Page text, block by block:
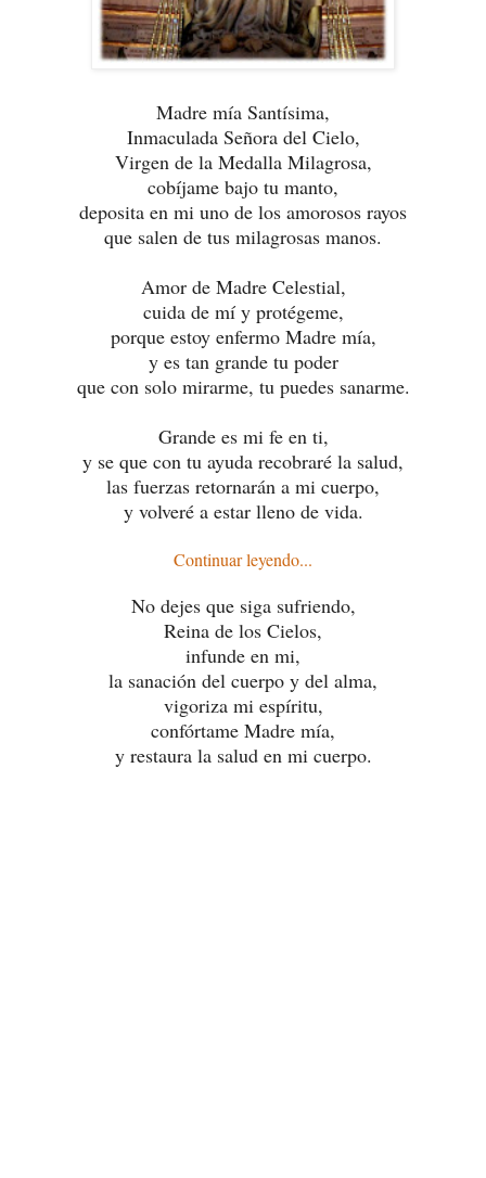
Madre mía Santísima,
Inmaculada Señora del Cielo,
Virgen de la Medalla Milagrosa,
cobíjame bajo tu manto,
deposita en mi uno de los amorosos rayos
que salen de tus milagrosas manos.
Amor de Madre Celestial,
cuida de mí y protégeme,
porque estoy enfermo Madre mía,
y es tan grande tu poder
que con solo mirarme, tu puedes sanarme.
Grande es mi fe en ti,
y se que con tu ayuda recobraré la salud,
las fuerzas retornarán a mi cuerpo,
y volveré a estar lleno de vida.
Continuar leyendo...
No dejes que siga sufriendo,
Reina de los Cielos,
infunde en mi,
la sanación del cuerpo y del alma,
vigoriza mi espíritu,
confórtame Madre mía,
y restaura la salud en mi cuerpo.